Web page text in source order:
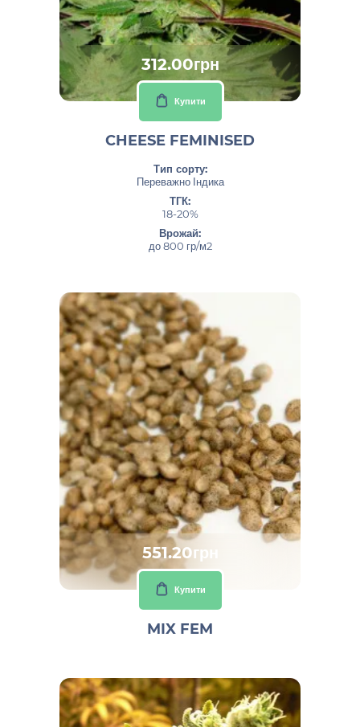
312.00грн
Купити
CHEESE FEMINISED
Тип сорту:
Переважно Індика
ТГК:
18-20%
Врожай:
до 800 гр/м2
551.20грн
Купити
MIX FEM